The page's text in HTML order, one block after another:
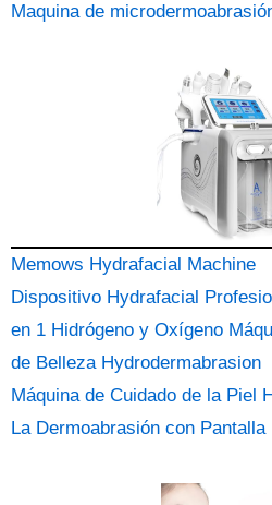
Maquina de
Memows Hydrafacial Machine
Dispositivo Hydrafacial
en 1 Hidrógeno y Oxígeno
de Belleza Hydrodermabrasion
Máquina de Cuidado de la Piel
La Dermoabrasión con Pantalla